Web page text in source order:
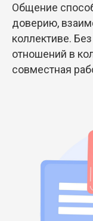
Общение
доверию,
коллективе.
отношений в
совместная